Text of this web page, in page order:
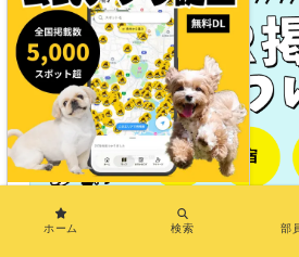
ホーム 検索 部